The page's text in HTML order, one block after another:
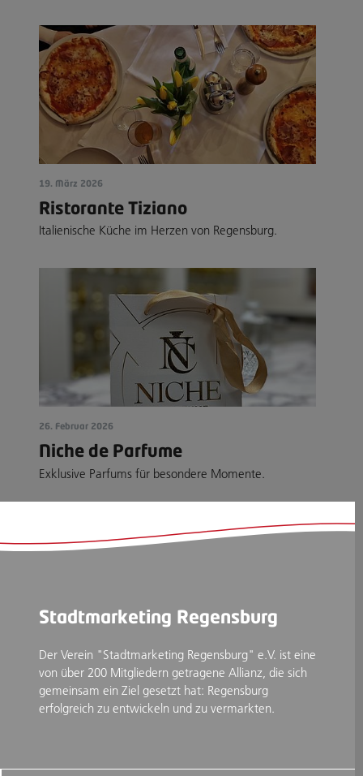
19. März 2026
Ristorante Tiziano
Italienische Küche im Herzen von Regensburg.
26. Februar 2026
Niche de Parfume
Exklusive Parfums für besondere Momente.
Stadtmarketing Regensburg
Der Verein "Stadtmarketing Regensburg" e.V. ist eine
von über 200 Mitgliedern getragene Allianz, die sich
gemeinsam ein Ziel gesetzt hat: Regensburg
erfolgreich zu entwickeln und zu vermarkten.